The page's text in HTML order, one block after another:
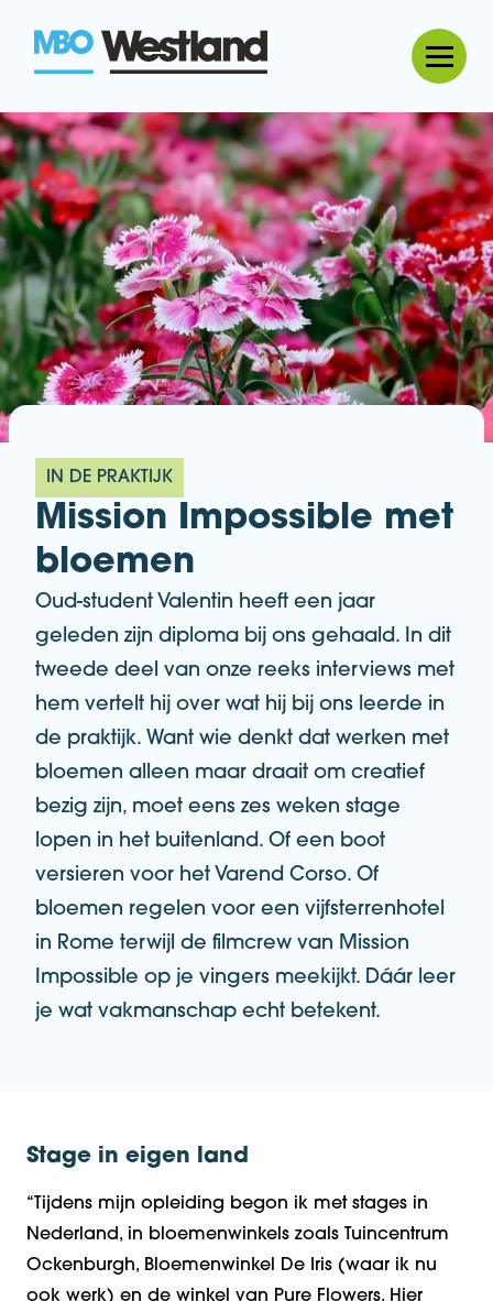
MBO Westland
IN DE PRAKTIJK
Mission Impossible met
bloemen
Oud-student Valentin heeft een jaar
geleden zijn diploma bij ons gehaald. In dit
tweede deel van onze reeks interviews met
hem vertelt hij over wat hij bij ons leerde in
de praktijk. Want wie denkt dat werken met
bloemen alleen maar draait om creatief
bezig zijn, moet eens zes weken stage
lopen in het buitenland. Of een boot
versieren voor het Varend Corso. Of
bloemen regelen voor een vijfsterrenhotel
in Rome terwijl de filmcrew van Mission
Impossible op je vingers meekijkt. Dáár leer
je wat vakmanschap echt betekent.
Stage in eigen land
“ Tijdens mijn opleiding begon ik met stages in
Nederland, in bloemenwinkels zoals Tuincentrum
Ockenburgh, Bloemenwinkel De Iris (waar ik nu
ook werk) en de winkel van Pure Flowers. Hier